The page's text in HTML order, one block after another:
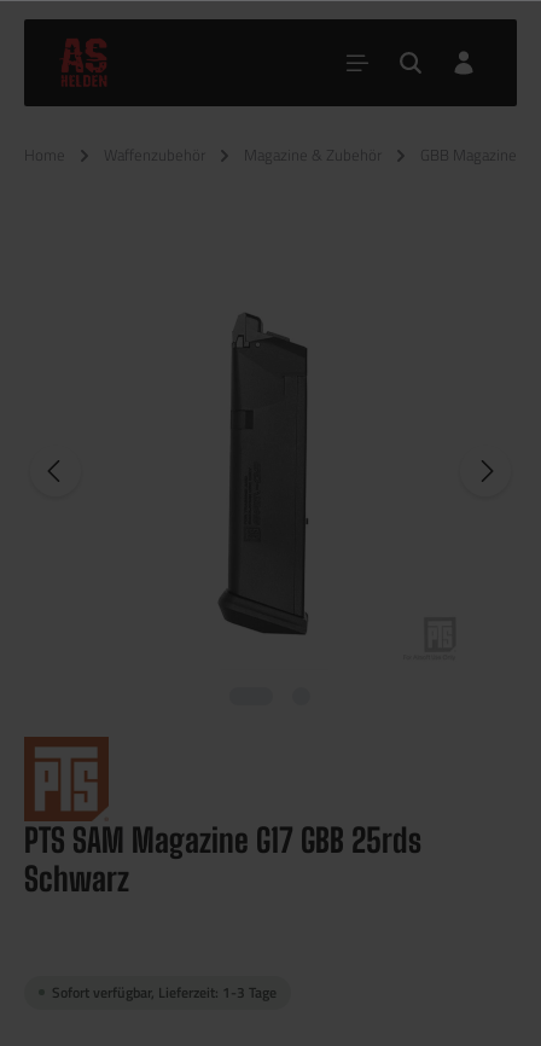
Home Waffenzubehör Magazine & Zubehör GBB Magazine
PTS SAM Magazine G17 GBB 25rds
Schwarz
Sofort verfügbar, Lieferzeit: 1-3 Tage